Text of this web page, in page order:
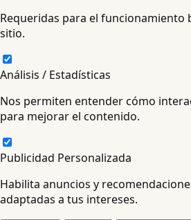
Requeridas para el funcionamiento
sitio.
Análisis / Estadísticas
Nos permiten entender cómo
para mejorar el contenido.
Publicidad Personalizada
Habilita anuncios y
adaptadas a tus intereses.